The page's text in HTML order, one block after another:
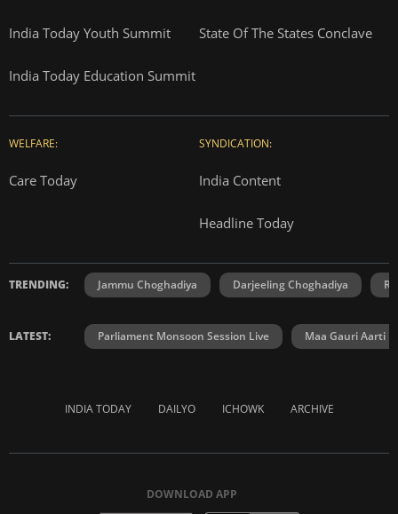
India Today Youth Summit State Of The States Conclave
India Today Education Summit
WELFARE:
Care Today
SYNDICATION:
India Content
Headline Today
TRENDING: Jammu Choghadiya Darjeeling Choghadiya
LATEST: Parliament Monsoon Session Live Maa Gauri Aarti
INDIA TODAY DAILYO ICHOWK ARCHIVE
DOWNLOAD APP